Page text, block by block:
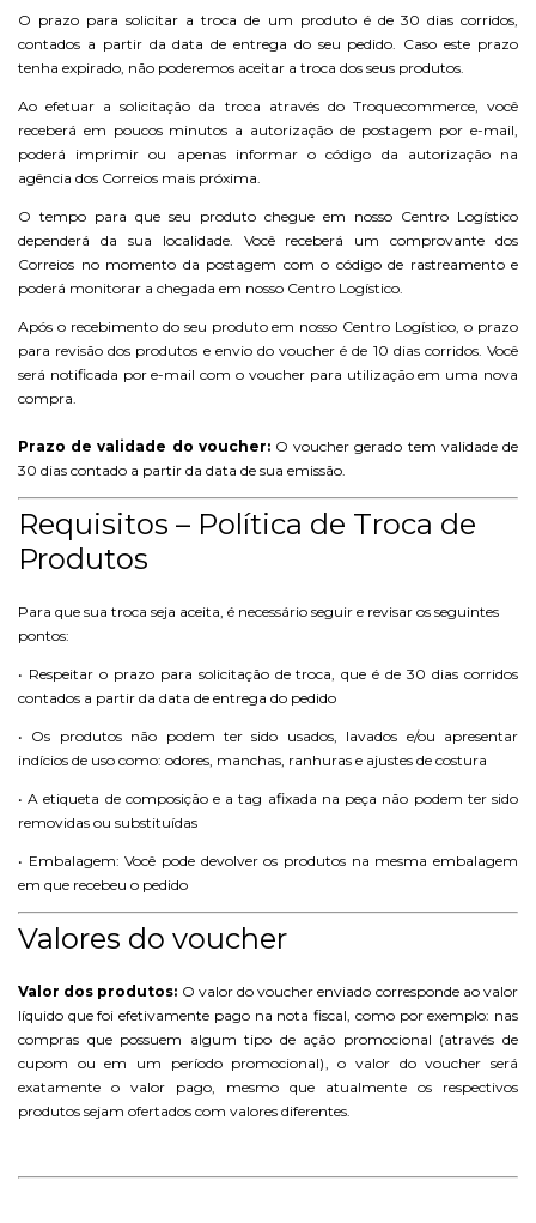
O prazo para solicitar a troca de um produto é de 30 dias corridos,
contados a partir da data de entrega do seu pedido. Caso este prazo
tenha expirado, não poderemos aceitar a troca dos seus produtos.
Ao efetuar a solicitação da troca através do Troquecommerce, você
receberá em poucos minutos a autorização de postagem por e-mail,
poderá imprimir ou apenas informar o código da autorização na
agência dos Correios mais próxima.
O tempo para que seu produto chegue em nosso Centro Logístico
dependerá da sua localidade. Você receberá um comprovante dos
Correios no momento da postagem com o código de rastreamento e
poderá monitorar a chegada em nosso Centro Logístico.
Após o recebimento do seu produto em nosso Centro Logístico, o prazo
para revisão dos produtos e envio do voucher é de 10 dias corridos. Você
será notificada por e-mail com o voucher para utilização em uma nova
compra.
Prazo de validade do voucher: O voucher gerado tem validade de
30 dias contado a partir da data de sua emissão.
Requisitos – Política de Troca de
Produtos
Para que sua troca seja aceita, é necessário seguir e revisar os seguintes
pontos:
• Respeitar o prazo para solicitação de troca, que é de 30 dias corridos
contados a partir da data de entrega do pedido
• Os produtos não podem ter sido usados, lavados e/ou apresentar
indícios de uso como: odores, manchas, ranhuras e ajustes de costura
• A etiqueta de composição e a tag afixada na peça não podem ter sido
removidas ou substituídas
• Embalagem: Você pode devolver os produtos na mesma embalagem
em que recebeu o pedido
Valores do voucher
Valor dos produtos: O valor do voucher enviado corresponde ao valor
líquido que foi efetivamente pago na nota fiscal, como por exemplo: nas
compras que possuem algum tipo de ação promocional (através de
cupom ou em um período promocional), o valor do voucher será
exatamente o valor pago, mesmo que atualmente os respectivos
produtos sejam ofertados com valores diferentes.